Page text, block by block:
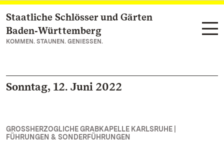
Zum Hauptinhalt springen
Staatliche Schlösser und Gärten
Baden‑Württemberg
KOMMEN. STAUNEN. GENIESSEN.
Sonntag, 12. Juni 2022
GROSSHERZOGLICHE GRABKAPELLE KARLSRUHE |
FÜHRUNGEN & SONDERFÜHRUNGEN